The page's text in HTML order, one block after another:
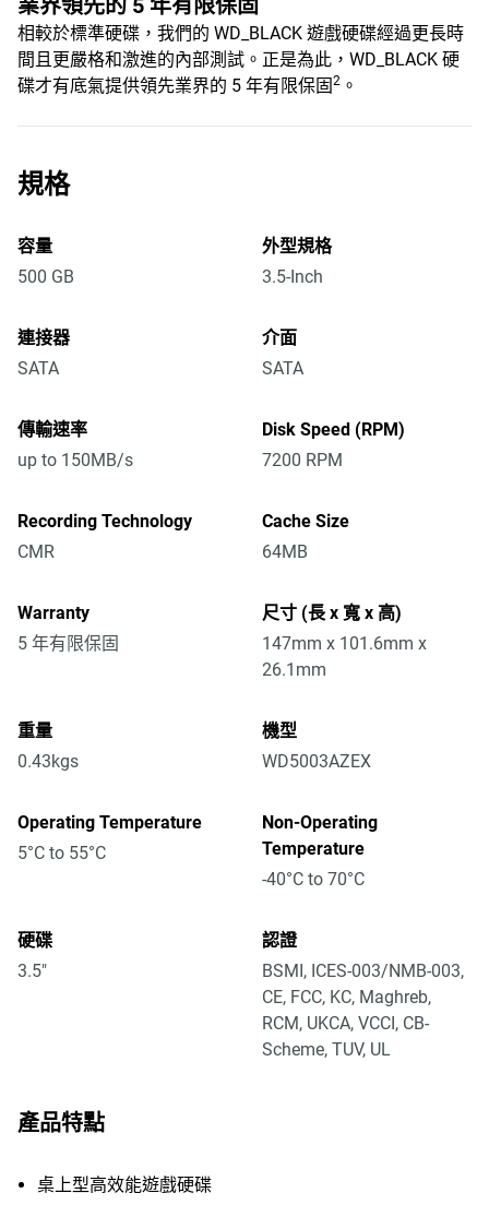
業界領先的 5 年有限保固
相較於標準硬碟，我們的 WD_BLACK 遊戲硬碟經過更長時
間且更嚴格和激進的內部測試。正是為此，WD_BLACK 硬
碟才有底氣提供領先業界的 5 年有限保固2 。
規格
容量
500 GB
外型規格
3.5-Inch
連接器
SATA
介面
SATA
傳輸速率
up to 150MB/s
Disk Speed (RPM)
7200 RPM
Recording Technology
CMR
Cache Size
64MB
Warranty
5 年有限保固
尺寸 (長 x 寬 x 高)
147mm x 101.6mm x
26.1mm
重量
0.43kgs
機型
WD5003AZEX
Operating Temperature
5°C to 55°C
Non-Operating
Temperature
-40°C to 70°C
硬碟
3.5"
認證
BSMI, ICES-003/NMB-003,
CE, FCC, KC, Maghreb,
RCM, UKCA, VCCI, CB-
Scheme, TUV, UL
產品特點
桌上型高效能遊戲硬碟